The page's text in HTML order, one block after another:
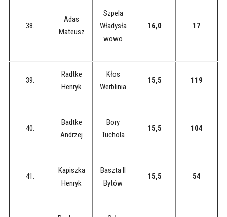
38.
Adas
Mateusz
Szpela
Władysła
wowo
16,0 17
39.
Radtke
Henryk
Kłos
Werblinia
15,5 119
40.
Badtke
Andrzej
Bory
Tuchola
15,5 104
41.
Kapiszka
Henryk
Baszta II
Bytów
15,5 54